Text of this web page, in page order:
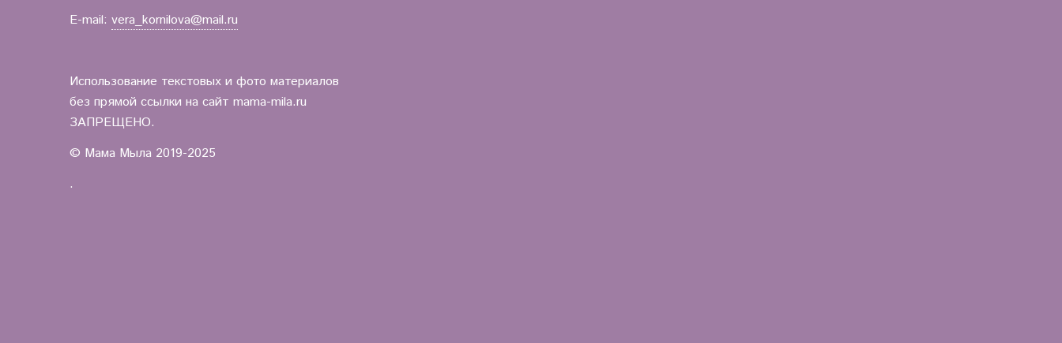
E-mail: vera_kornilova@mail.ru
Использование текстовых и фото материалов
без прямой ссылки на сайт mama-mila.ru
ЗАПРЕЩЕНО.
© Мама Мыла 2019-2025
.